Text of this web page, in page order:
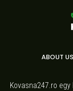
ABOUT US
Kovasna247.ro